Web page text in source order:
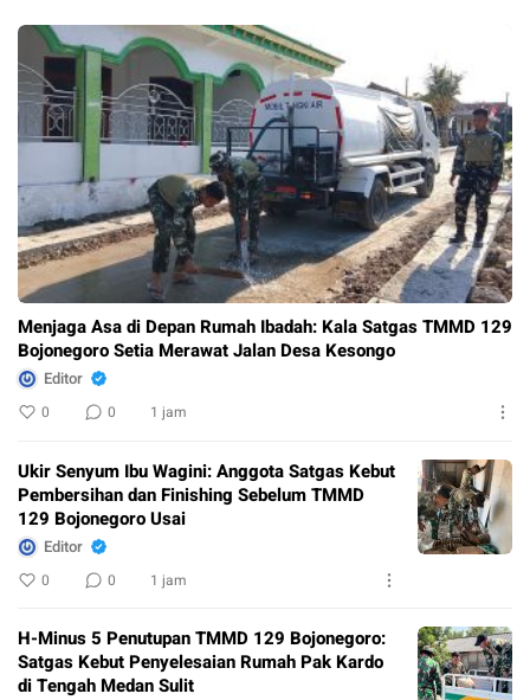
Menjaga Asa di Depan Rumah Ibadah: Kala Satgas TMMD 129
Bojonegoro Setia Merawat Jalan Desa Kesongo
Editor
0 0 1 jam
Ukir Senyum Ibu Wagini: Anggota Satgas Kebut
Pembersihan dan Finishing Sebelum TMMD
129 Bojonegoro Usai
Editor
0 0 1 jam
H-Minus 5 Penutupan TMMD 129 Bojonegoro:
Satgas Kebut Penyelesaian Rumah Pak Kardo
di Tengah Medan Sulit